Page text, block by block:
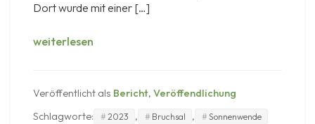
Dort wurde mit einer […]
weiterlesen
Veröffentlicht als Bericht, Veröffendlichung
Schlagworte:
2023 , Bruchsal , Sonnenwende